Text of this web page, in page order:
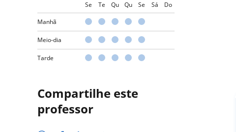
Se Te Qu Qu Se Sá Do
Manhã
Meio-dia
Tarde
Compartilhe este
professor